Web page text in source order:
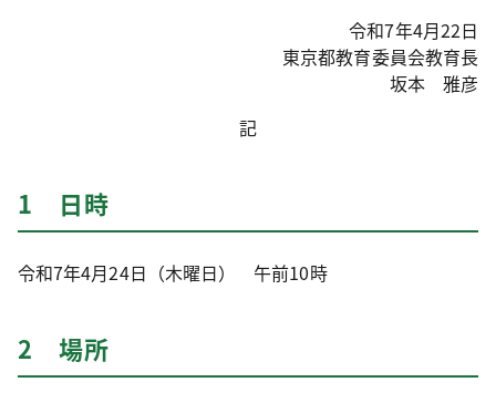
令和7年4月22日
東京都教育委員会教育長
坂本 雅彦
記
1 日時
令和7年4月24日（木曜日） 午前10時
2 場所